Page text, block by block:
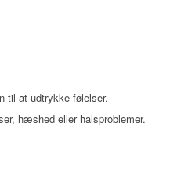
til at udtrykke følelser.
hæshed eller halsproblemer.